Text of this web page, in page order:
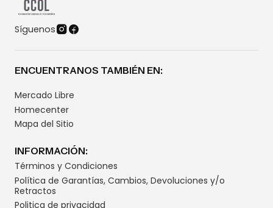
Síguenos
ENCUENTRANOS TAMBIÉN EN:
Mercado Libre
Homecenter
Mapa del Sitio
INFORMACIÓN:
Términos y Condiciones
Política de Garantías, Cambios, Devoluciones y/o
Retractos
Politica de privacidad